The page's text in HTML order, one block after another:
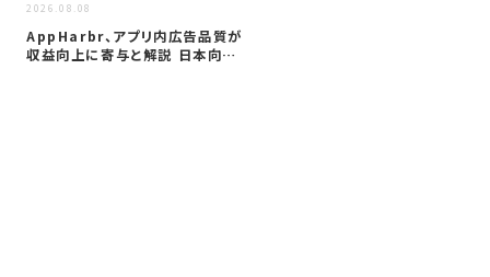
2026.08.08
AppHarbr、アプリ内広告品質が
収益向上に寄与と解説 日本向け